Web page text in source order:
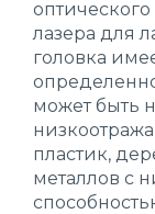
лазера для
головка
может быть
пластик,
металлов с